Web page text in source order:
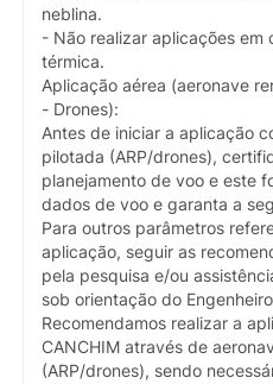
neblina.
- Não realizar aplicações em
térmica.
Aplicação aérea (aeronave
- Drones):
Antes de iniciar a aplicação
pilotada (ARP/drones),
planejamento de voo e este
dados de voo e garanta a
Para outros parâmetros
aplicação, seguir as
pela pesquisa e/ou
sob orientação do
Recomendamos realizar a
CANCHIM através de
(ARP/drones), sendo